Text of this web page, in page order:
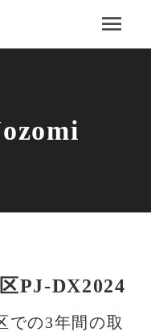
PJ-DX2024
での3年間の取